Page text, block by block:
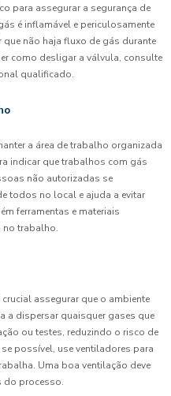
para assegurar a segurança de
é inflamável e periculosamente
não haja fluxo de gás durante
como desligar a válvula, consulte
qualificado.
a área de trabalho organizada
indicar que trabalhos com gás
não autorizadas se
todos no local e ajuda a evitar
ferramentas e materiais
no trabalho.
assegurar que o ambiente
a dispersar quaisquer gases que
ou testes, reduzindo o risco de
possível, use ventiladores para
Uma boa ventilação deve
do processo.